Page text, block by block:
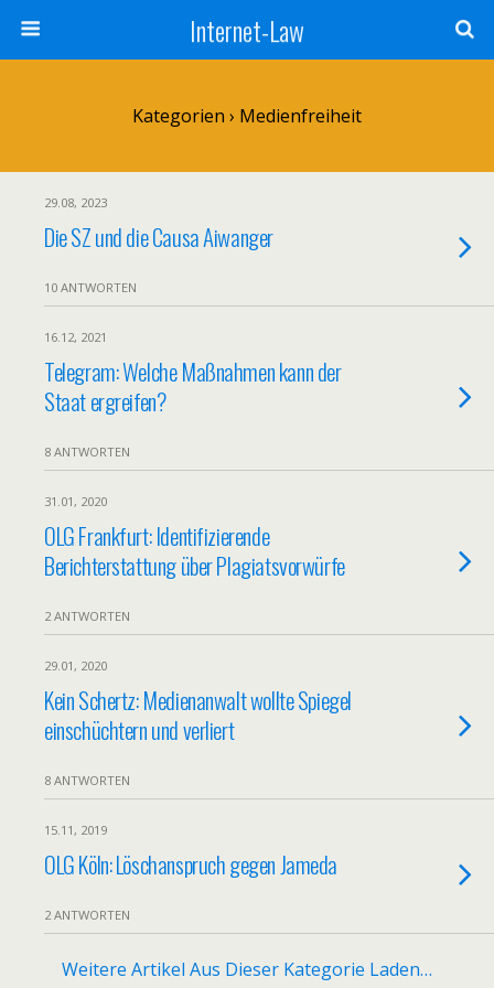
Internet-Law
Kategorien › Medienfreiheit
29.08, 2023
Die SZ und die Causa Aiwanger
10 ANTWORTEN
16.12, 2021
Telegram: Welche Maßnahmen kann der
Staat ergreifen?
8 ANTWORTEN
31.01, 2020
OLG Frankfurt: Identifizierende
Berichterstattung über Plagiatsvorwürfe
2 ANTWORTEN
29.01, 2020
Kein Schertz: Medienanwalt wollte Spiegel
einschüchtern und verliert
8 ANTWORTEN
15.11, 2019
OLG Köln: Löschanspruch gegen Jameda
2 ANTWORTEN
Weitere Artikel Aus Dieser Kategorie Laden…